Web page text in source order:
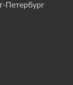
Петербург